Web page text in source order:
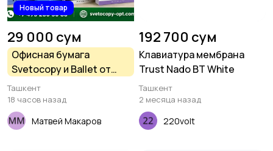
Новый товар
29 000 сум
Офисная бумага
Svetocopy и Ballet от
производителя - оптом
Ташкент
18 часов назад
Матвей Макаров
192 700 сум
Клавиатура мембрана
Trust Nado BT White
Ташкент
2 месяца назад
220volt